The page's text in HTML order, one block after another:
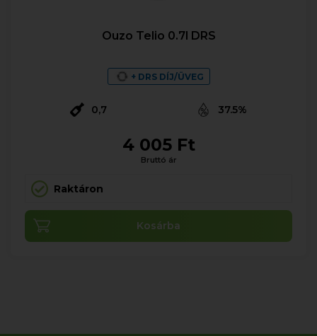
Ouzo Telio 0.7l DRS
+ DRS DÍJ/ÜVEG
0,7 37.5%
4 005 Ft
Bruttó ár
Raktáron
Kosárba